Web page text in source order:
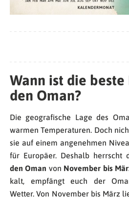
Wann ist die
den Oman?
Die geografische Lage des
warmen Temperaturen. Doch
sie auf einem angenehmen
für Europäer. Deshalb herrscht
den Oman von November bis
kalt, empfängt euch der
Wetter. Von November bis März